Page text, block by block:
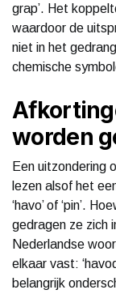
grap’. Het
waardoor de
niet in het
chemische
worden
Een uitzondering
lezen alsof het
‘havo’ of ‘pin’.
gedragen ze zich
Nederlandse
elkaar vast:
belangrijk